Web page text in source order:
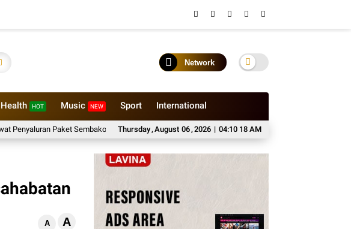
Network
Health HOT Music NEW Sport International
Thursday,August 06,2026 | 04:10 19 AM
Paket Sembako di Kabupaten Probolinggo Sewa Medium Bus Bersama Bhisa Wisata untuk
A A